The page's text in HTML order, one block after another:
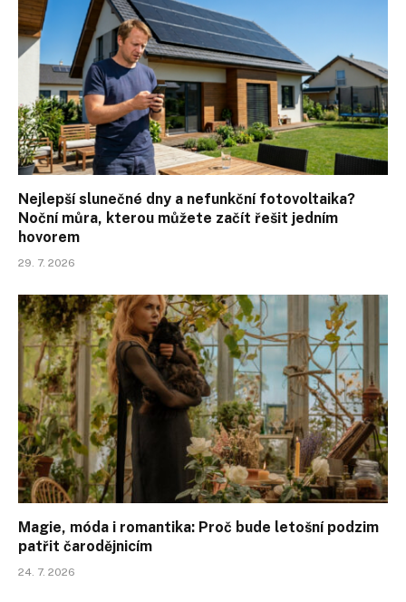
Nejlepší slunečné dny a nefunkční fotovoltaika?
Noční můra, kterou můžete začít řešit jedním
hovorem
29. 7. 2026
Magie, móda i romantika: Proč bude letošní podzim
patřit čarodějnicím
24. 7. 2026